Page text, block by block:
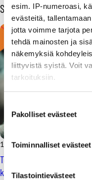
esim. IP-numeroasi,
evästeitä,
jotta voimme tarjota
tehdä mainosten ja
näkemyksiä
liittyvistä syistä. Voit
tarkoituksiin.
voit määrittää
parantavia, ja osaa
Suostumuksen
valinta
Pakolliset evästeet
Toiminnalliset evästeet
Tilastointievästeet
Sinua voisi kiinnostaa
17.4.2023
Teknisten-, energia- ja
käsissämme!